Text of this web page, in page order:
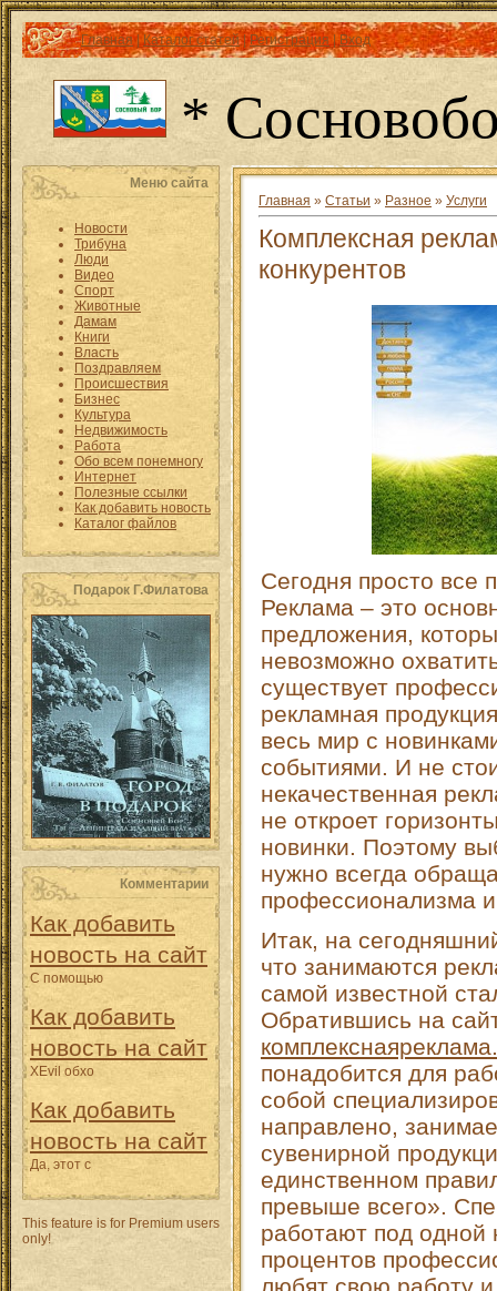
Главная|Каталог статей|Регистрация |Вход
*
Меню сайта
Новости
Трибуна
Люди
Видео
Спорт
Животные
Дамам
Книги
Власть
Поздравляем
Происшествия
Бизнес
Культура
Недвижимость
Работа
Обо всем понемногу
Интернет
Полезные ссылки
Как добавить новость
Каталог файлов
Подарок Г.Филатова
Комментарии
Как добавить
новость на сайт
С помощью
Как добавить
новость на сайт
XEvil обхо
Как добавить
новость на сайт
Да, этот с
This feature is for Premium users
only!
Главная » Статьи » Разное » Услуги
Комплексная
конкурентов
Сегодня просто все
Реклама – это
предложения,
невозможно
существует
рекламная
весь мир с
событиями. И не
некачественная
не откроет
новинки. Поэтому
нужно всегда
профессионализма
Итак, на
что занимаются
самой известной
Обратившись на
понадобится для
собой
направлено,
сувенирной
единственном
превыше всего».
работают под одной
процентов